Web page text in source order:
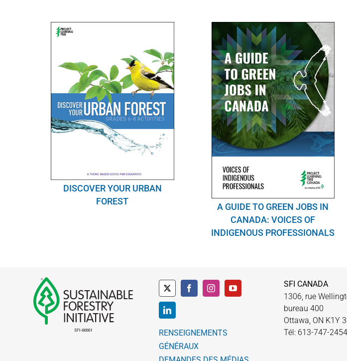
DISCOVER YOUR URBAN
FOREST
A GUIDE TO GREEN JOBS IN
CANADA: VOICES OF
INDIGENOUS PROFESSIONALS
RENSEIGNEMENTS
GÉNÉRAUX
SFI CANADA
1306, rue
bureau 400
Ottawa, ON K1Y
Tél: 613-747-2454